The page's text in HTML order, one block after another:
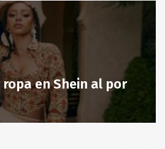
en Shein al por